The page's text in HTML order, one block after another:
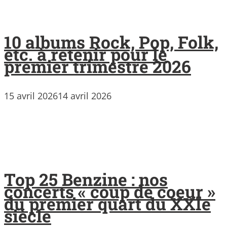
10 albums Rock, Pop, Folk,
etc. à retenir pour le
premier trimestre 2026
15 avril 202614 avril 2026
Top 25 Benzine : nos
concerts « coup de coeur »
du premier quart du XXIe
siècle